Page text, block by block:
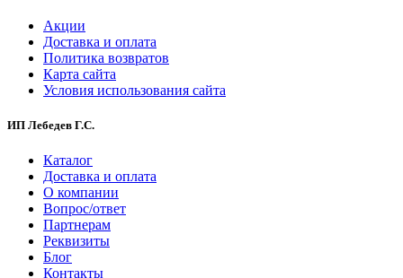
Акции
Доставка и оплата
Политика возвратов
Карта сайта
Условия использования сайта
ИП Лебедев Г.С.
Каталог
Доставка и оплата
О компании
Вопрос/ответ
Партнерам
Реквизиты
Блог
Контакты